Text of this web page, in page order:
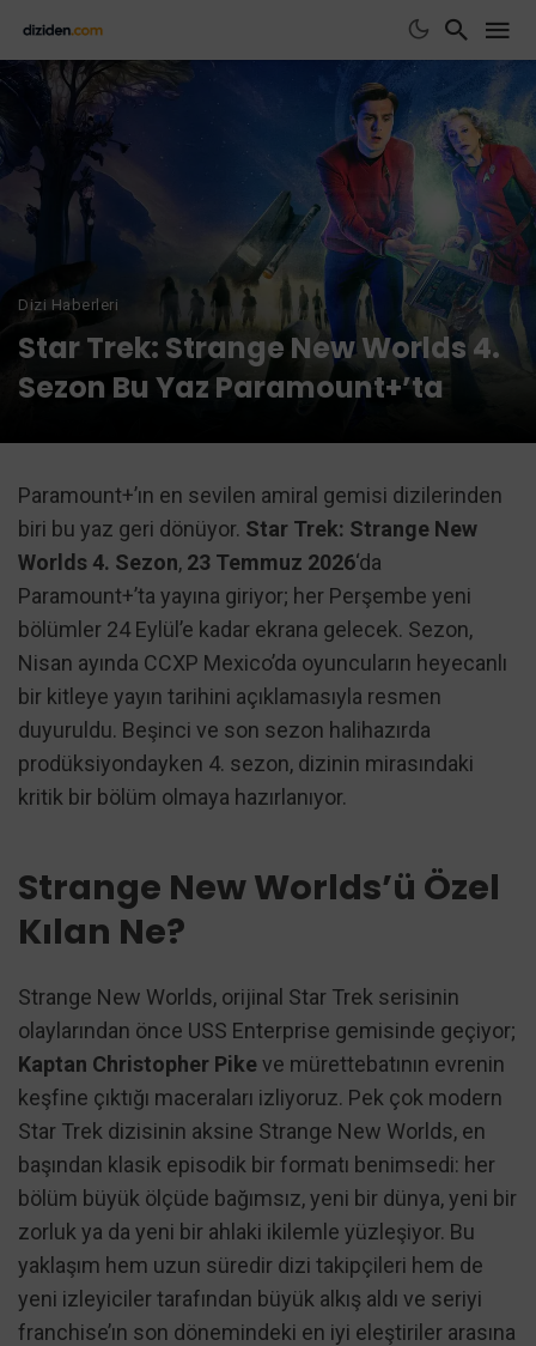
Dizi Haberleri
Star Trek: Strange New Worlds 4.
Sezon Bu Yaz Paramount+’ta
Paramount+’ın en sevilen amiral gemisi dizilerinden
biri bu yaz geri dönüyor. Star Trek: Strange New
Worlds 4. Sezon, 23 Temmuz 2026‘da
Paramount+’ta yayına giriyor; her Perşembe yeni
bölümler 24 Eylül’e kadar ekrana gelecek. Sezon,
Nisan ayında CCXP Mexico’da oyuncuların heyecanlı
bir kitleye yayın tarihini açıklamasıyla resmen
duyuruldu. Beşinci ve son sezon halihazırda
prodüksiyondayken 4. sezon, dizinin mirasındaki
kritik bir bölüm olmaya hazırlanıyor.
Strange New Worlds’ü Özel
Kılan Ne?
Strange New Worlds, orijinal Star Trek serisinin
olaylarından önce USS Enterprise gemisinde geçiyor;
Kaptan Christopher Pikeve mürettebatının evrenin
keşfine çıktığı maceraları izliyoruz. Pek çok modern
Star Trek dizisinin aksine Strange New Worlds, en
başından klasik episodik bir formatı benimsedi: her
bölüm büyük ölçüde bağımsız, yeni bir dünya, yeni bir
zorluk ya da yeni bir ahlaki ikilemle yüzleşiyor. Bu
yaklaşım hem uzun süredir dizi takipçileri hem de
yeni izleyiciler tarafından büyük alkış aldı ve seriyi
franchise’ın son dönemindeki en iyi eleştiriler arasına